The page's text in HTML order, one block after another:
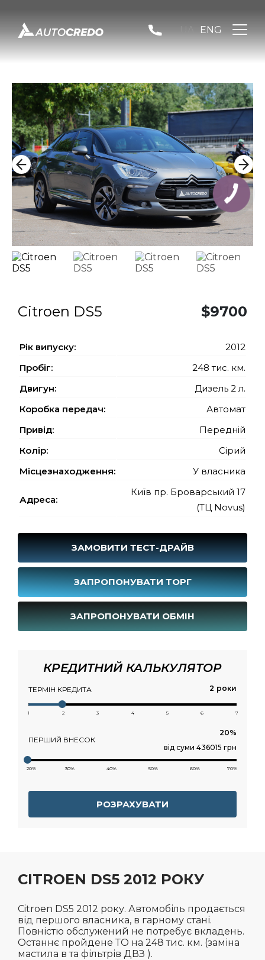
ENG
Citroen DS5 $9700
Рiк випуску:
2012
Пробіг:
248 тис. км.
Двигун:
Дизель 2 л.
Коробка передач:
Автомат
Привід:
Передній
Колір:
Сірий
Місцезнаходження:
У власника
Адреса:
Київ пр. Броварський 17
(ТЦ Novus)
ЗАМОВИТИ ТЕСТ-ДРАЙВ
ЗАПРОПОНУВАТИ ТОРГ
ЗАПРОПОНУВАТИ ОБМІН
КРЕДИТНИЙ КАЛЬКУЛЯТОР
ТЕРМІН КРЕДИТА роки
1 2 3 4 5 6 7
ПЕРШИЙ ВНЕСОК
від суми 436015 грн
20% 30% 40% 50% 60% 70%
РОЗРАХУВАТИ
CITROEN DS5 2012 РОКУ
Citroen DS5 2012 року. Автомобіль продається
від першого власника, в гарному стані.
Повністю обслужений не потребує вкладень.
Останнє пройдене ТО на 248 тис. км. (заміна
мастила в та фільтрів ДВЗ ).